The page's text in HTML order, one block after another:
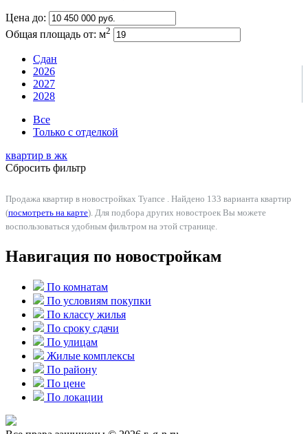
Цена до:
Общая площадь от: м2
Сдан
2026
2027
2028
Все
Только с отделкой
квартир в жк
Сбросить фильтр
Продажа квартир в новостройках Туапсе . Найдено 133 варианта квартир
(посмотреть на карте). Для подбора других новостроек Вы можете
воспользоваться удобным фильтром на этой странице.
Навигация по новостройкам
По комнатам
По условиям покупки
По классу жилья
По сроку сдачи
По улицам
Жилые комплексы
По району
По цене
По локации